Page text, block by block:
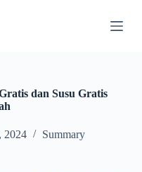
dan Susu Gratis
2024 Summary